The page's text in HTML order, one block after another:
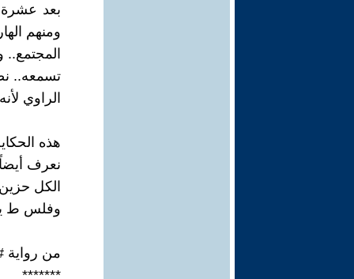
بعد
ومنهم
تسمعه..
الراوي
هذه
نعرف
الكل
وفلس ط
من رواية
*******